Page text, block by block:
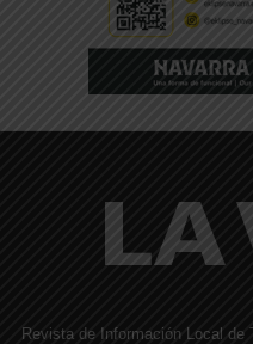
Revista de Información Local de